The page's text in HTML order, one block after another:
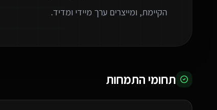
הקיימת, ומייצרים ערך מיידי ומדיד.
תחומי התמחות